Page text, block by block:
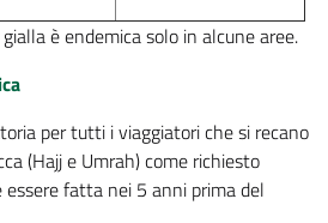
è endemica solo in alcune aree.
per tutti i viaggiatori che si recano
(Hajj e Umrah)come richiesto
essere fatta nei 5 anni prima del